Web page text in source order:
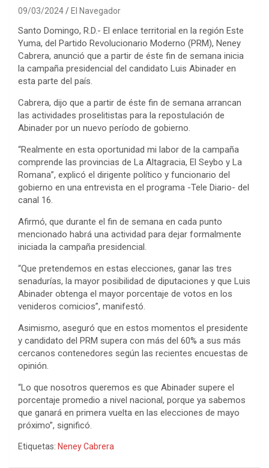
09/03/2024 El Navegador
Santo Domingo, R.D.- El enlace territorial en la región Este
Yuma, del Partido Revolucionario Moderno (PRM), Neney
Cabrera, anunció que a partir de éste fin de semana inicia
la campaña presidencial del candidato Luis Abinader en
esta parte del país.
Cabrera, dijo que a partir de éste fin de semana arrancan
las actividades proselitistas para la repostulación de
Abinader por un nuevo período de gobierno.
“Realmente en esta oportunidad mi labor de la campaña
comprende las provincias de La Altagracia, El Seybo y La
Romana”, explicó el dirigente político y funcionario del
gobierno en una entrevista en el programa -Tele Diario- del
canal 16.
Afirmó, que durante el fin de semana en cada punto
mencionado habrá una actividad para dejar formalmente
iniciada la campaña presidencial.
“Que pretendemos en estas elecciones, ganar las tres
senadurías, la mayor posibilidad de diputaciones y que Luis
Abinader obtenga el mayor porcentaje de votos en los
venideros comicios”, manifestó.
Asimismo, aseguró que en estos momentos el presidente
y candidato del PRM supera con más del 60% a sus más
cercanos contenedores según las recientes encuestas de
opinión.
“Lo que nosotros queremos es que Abinader supere el
porcentaje promedio a nivel nacional, porque ya sabemos
que ganará en primera vuelta en las elecciones de mayo
próximo”, significó.
Etiquetas: Neney Cabrera